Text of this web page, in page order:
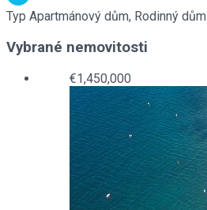
Typ Apartmánový dům, Rodinný dům
Vybrané nemovitosti
€1,450,000